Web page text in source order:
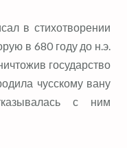
в стихотворении
в 680 году до н.э.
государство
чусскому вану
с ним